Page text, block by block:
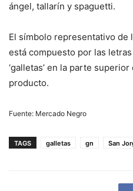
ángel, tallarín y spaguetti.
El símbolo representativo de
está compuesto por las
‘galletas’ en la parte
producto.
Fuente: Mercado Negro
TAGS galletas gn San